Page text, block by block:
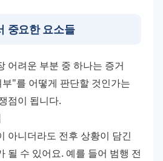
중요한 요소들
어려운 부분 중 하나는 증거
"를 어떻게 판단할 것인가는
점이 됩니다.
아니더라도 전후 상황이 담긴
될 수 있어요. 예를 들어 범행 전